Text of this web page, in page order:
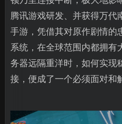
腾讯游戏研发、并获得万代
手游，凭借其对原作剧情的
系统，在全球范围内都拥有
务器远隔重洋时，如何实现
接，便成了一个必须面对和